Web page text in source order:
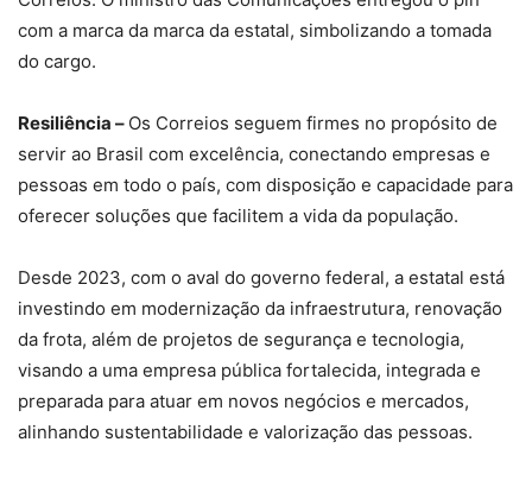
com a marca da marca da estatal, simbolizando a tomada
do cargo.
Resiliência – Os Correios seguem firmes no propósito de
servir ao Brasil com excelência, conectando empresas e
pessoas em todo o país, com disposição e capacidade para
oferecer soluções que facilitem a vida da população.
Desde 2023, com o aval do governo federal, a estatal está
investindo em modernização da infraestrutura, renovação
da frota, além de projetos de segurança e tecnologia,
visando a uma empresa pública fortalecida, integrada e
preparada para atuar em novos negócios e mercados,
alinhando sustentabilidade e valorização das pessoas.